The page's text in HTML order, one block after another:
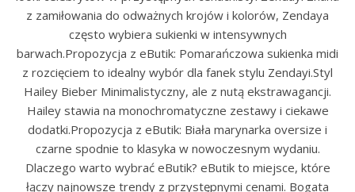
z zamiłowania do odważnych krojów i kolorów, Zendaya
często wybiera sukienki w intensywnych
barwach.Propozycja z eButik: Pomarańczowa sukienka midi
z rozcięciem to idealny wybór dla fanek stylu Zendayi.Styl
Hailey Bieber Minimalistyczny, ale z nutą ekstrawagancji.
Hailey stawia na monochromatyczne zestawy i ciekawe
dodatki.Propozycja z eButik: Biała marynarka oversize i
czarne spodnie to klasyka w nowoczesnym wydaniu.
Dlaczego warto wybrać eButik? eButik to miejsce, które
łączy najnowsze trendy z przystępnymi cenami. Bogata